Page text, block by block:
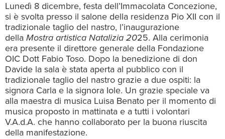
Lunedì 8 dicembre, festa dell’Immacolata Concezione,
si è svolta presso il salone della residenza Pio XII con il
tradizionale taglio del nastro, l’inaugurazione
della Mostra artistica Natalizia 2025. Alla cerimonia
era presente il direttore generale della Fondazione
OIC Dott Fabio Toso. Dopo la benedizione di don
Davide la sala è stata aperta al pubblico con il
tradizionale taglio del nastro grazie a due ospiti: la
signora Carla e la signora Iole. Un grazie speciale va
alla maestra di musica Luisa Benato per il momento di
musica proposto in mattinata e a tutti i volontari
V.A.d.A. che hanno collaborato per la buona riuscita
della manifestazione.